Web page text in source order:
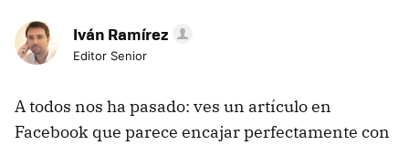
Iván Ramírez
Editor Senior
A todos nos ha pasado: ves un artículo en
Facebook que parece encajar perfectamente con